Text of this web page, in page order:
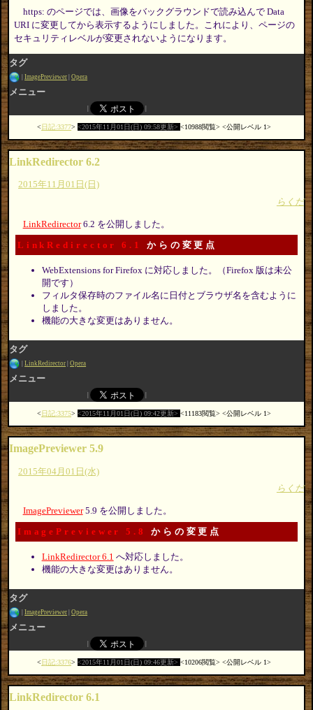
https: のページでは、画像をバックグラウンドで読み込んで Data
URI に変更してから表示するようにしました。これにより、ページの
セキュリティレベルが変更されないようになります。
タグ
ImagePreviewer Opera
メニュー
日記:3377 2015年11月01日(日) 09:58更新 10988閲覧 公開レベル 1
LinkRedirector 6.2
2015年11月01日(日)
らくだ
LinkRedirector6.2 を公開しました。
LinkRedirector 6.1 からの変更点
WebExtensions for Firefox に対応しました。（Firefox 版は未公
開です）
フィルタ保存時のファイル名に日付とブラウザ名を含むように
しました。
機能の大きな変更はありません。
タグ
LinkRedirector Opera
メニュー
日記:3375 2015年11月01日(日) 09:42更新 11183閲覧 公開レベル 1
ImagePreviewer 5.9
2015年04月01日(水)
らくだ
ImagePreviewer5.9 を公開しました。
ImagePreviewer 5.8 からの変更点
LinkRedirector 6.1 へ対応しました。
機能の大きな変更はありません。
タグ
ImagePreviewer Opera
メニュー
日記:3376 2015年11月01日(日) 09:46更新 10206閲覧 公開レベル 1
LinkRedirector 6.1